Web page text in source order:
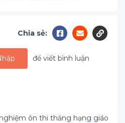
Chia sẻ:
để viết bình luận
ôn thi thăng hạng giáo